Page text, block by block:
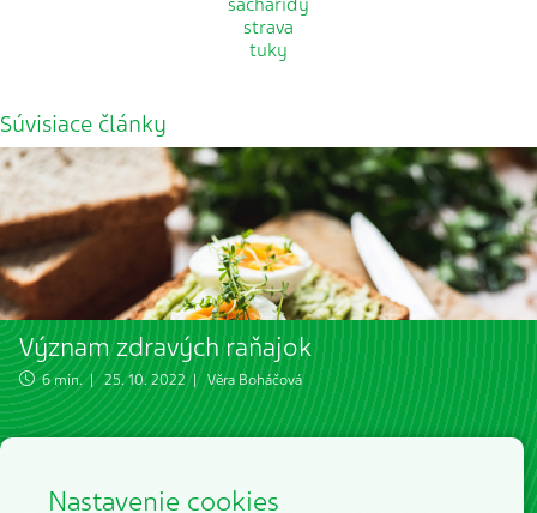
strava
tuky
Súvisiace články
Význam zdravých raňajok
6 min. | 25. 10. 2022 |Věra Boháčová
Nastavenie cookies